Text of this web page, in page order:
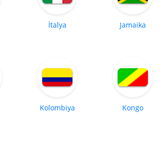
İtalya Jamaika
Kolombiya Kongo